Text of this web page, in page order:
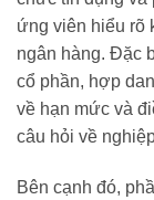
ứng viên hiểu rõ
ngân hàng. Đặc
cổ phần, hợp
về hạn mức và
câu hỏi về
Bên cạnh đó,